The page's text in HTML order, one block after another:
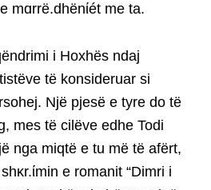
mɑrrë.dhënίét me ta.
i Hoxhës ndaj
të konsideruar si
Një pjesë e tyre do të
mes të cilëve edhe Todi
nga miqtë e tu më të afërt,
e romanit “Dimri i